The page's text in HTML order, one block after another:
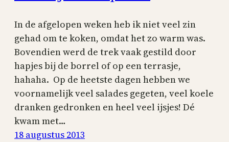
In de afgelopen weken heb ik niet veel zin
gehad om te koken, omdat het zo warm was.
Bovendien werd de trek vaak gestild door
hapjes bij de borrel of op een terrasje,
hahaha. Op de heetste dagen hebben we
voornamelijk veel salades gegeten, veel koele
dranken gedronken en heel veel ijsjes! Dé
kwam met…
18 augustus 2013